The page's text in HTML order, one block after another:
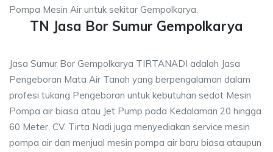
Pompa Mesin Air untuk sekitar Gempolkarya.
TN Jasa Bor Sumur Gempolkarya
Jasa Sumur Bor Gempolkarya TIRTANADI adalah Jasa
Pengeboran Mata Air Tanah yang berpengalaman dalam
profesi tukang Pengeboran untuk kebutuhan sedot Mesin
Pompa air biasa atau Jet Pump pada Kedalaman 20 hingga
60 Meter, CV. Tirta Nadi juga menyediakan service mesin
pompa air dan menjual mesin pompa air baru biasa ataupun